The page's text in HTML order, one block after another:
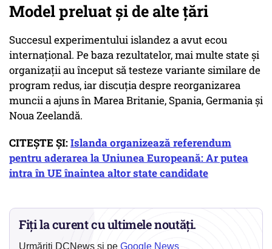
Model preluat și de alte țări
Succesul experimentului islandez a avut ecou
internațional. Pe baza rezultatelor, mai multe state și
organizații au început să testeze variante similare de
program redus, iar discuția despre reorganizarea
muncii a ajuns în Marea Britanie, Spania, Germania și
Noua Zeelandă.
CITEȘTE ȘI:Islanda organizează referendum
pentru aderarea la Uniunea Europeană: Ar putea
intra în UE înaintea altor state candidate
Fiți la curent cu ultimele noutăți.
Urmăriți DCNews și pe Google News